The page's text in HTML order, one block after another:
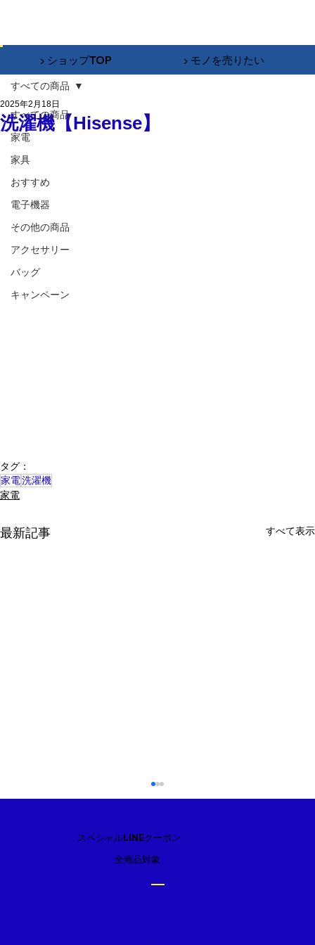
すべての商品
家電
家具
おすすめ
電子機器
その他の商品
アクセサリー
バッグ
キャンペーン
すべての商品
洗濯機【Hisense】
2025年2月18日
タグ：
家電洗濯機
家電
最新記事 すべて表示
2口コンロ【Paloma】
全商品対象
スペシャルLINEクーポン
▶︎ ショップTOP ▶︎ モノを売りたい